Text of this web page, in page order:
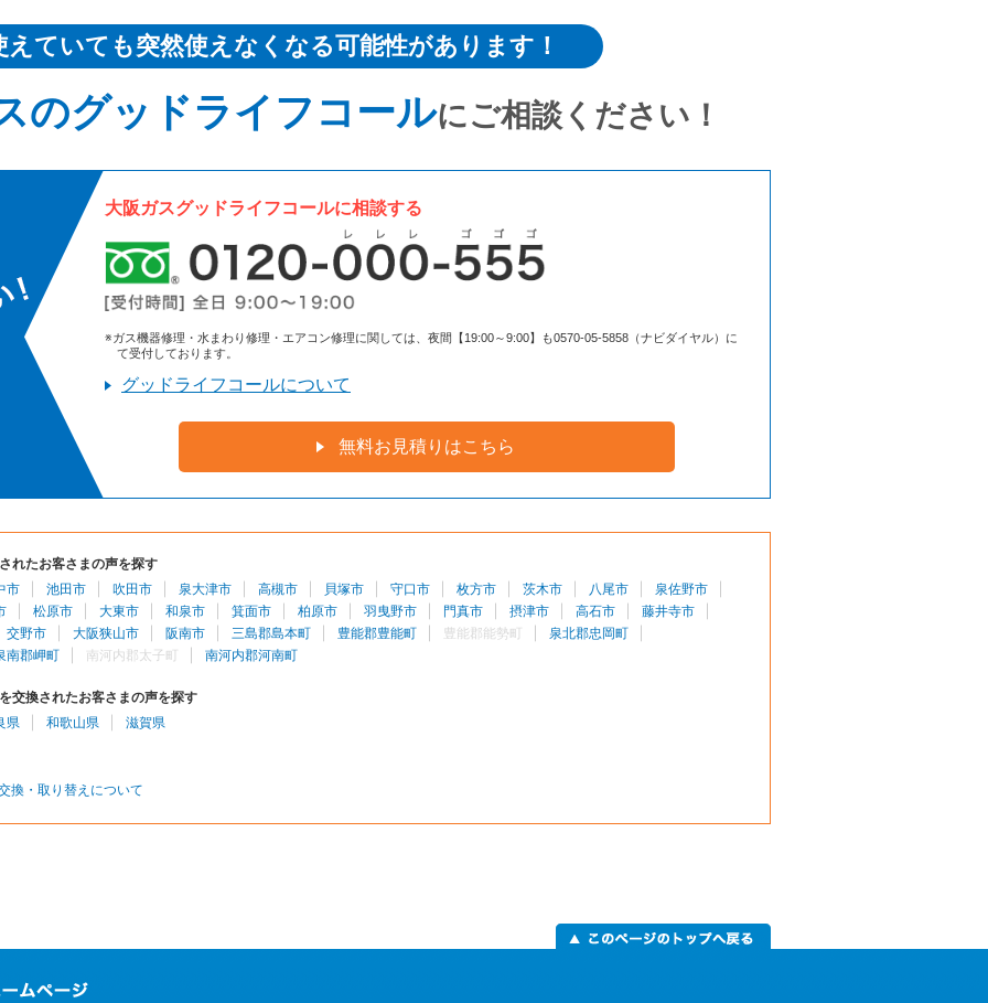
えていても突然使えなくなる可能性があります！
のグッドライフコールにご相談ください！
大阪ガスグッドライフコールに相談する
※ガス機器修理・水まわり修理・エアコン修理に関しては、夜間【19:00～9:00】も0570-05-5858（ナビダイヤル）に
て受付しております。
グッドライフコールについて
無料お見積りはこちら
れたお客さまの声を探す
市
池田市 吹田市 泉大津市 高槻市 貝塚市 守口市 枚方市 茨木市 八尾市
泉佐野市
松原市 大東市 和泉市 箕面市 柏原市 羽曳野市 門真市 摂津市 高石市
藤井寺市
交野市
大阪狭山市 阪南市 三島郡島本町 豊能郡豊能町 豊能郡能勢町
泉北郡忠岡町
南郡岬町
南河内郡太子町 南河内郡河南町
交換されたお客さまの声を探す
県
和歌山県 滋賀県
換・取り替えについて